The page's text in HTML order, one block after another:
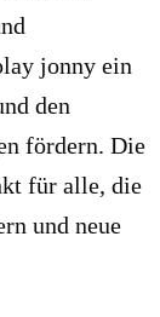
jonny ein
den
fördern. Die
für alle, die
und neue